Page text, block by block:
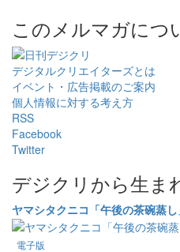
このメルマガにつ
デジタルクリエイターズとは
イベント・広告掲載のご案内
個人情報に対する考え方
RSS
Facebook
Twitter
デジクリから生ま
ヤマシタクニコ「午後の茶碗蒸し
電子版